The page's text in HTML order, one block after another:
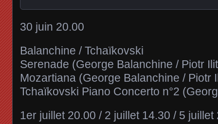
30 juin 20.00
Balanchine / Tchaïkovski
Serenade (George Balanchine / Piotr
Mozartiana (George Balanchine / Piotr
Tchaïkovski Piano Concerto n°2
1er juillet 20.00 / 2 juillet 14.30 / 5